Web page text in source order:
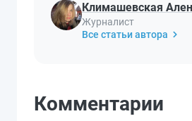
Климашевская
Журналист
Все статьи автора
Комментарии